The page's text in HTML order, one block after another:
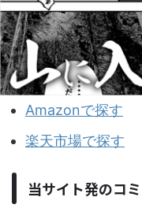
Amazonで探す
楽天市場で探す
当サイト発のコ